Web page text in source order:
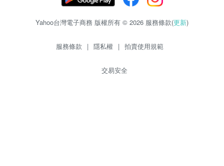
Yahoo台灣電子商務 版權所有 © 2026 服務條款(更新)
服務條款 | 隱私權 | 拍賣使用規範
交易安全